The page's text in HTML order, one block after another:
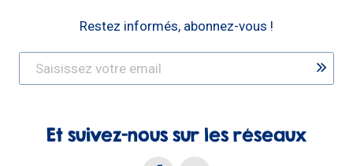
Restez informés, abonnez-vous !
Et suivez-nous sur les réseaux